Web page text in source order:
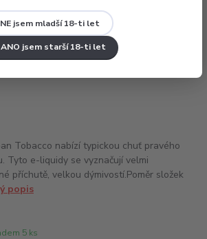
NE jsem mladší 18-ti let
ANO jsem starší 18-ti let
Tobacco nabízí typickou chuť pravého
Tyto e-liquidy se vyznačují velmi
příchutě, velkou dýmivostí.Poměr složek
popis
5 ks